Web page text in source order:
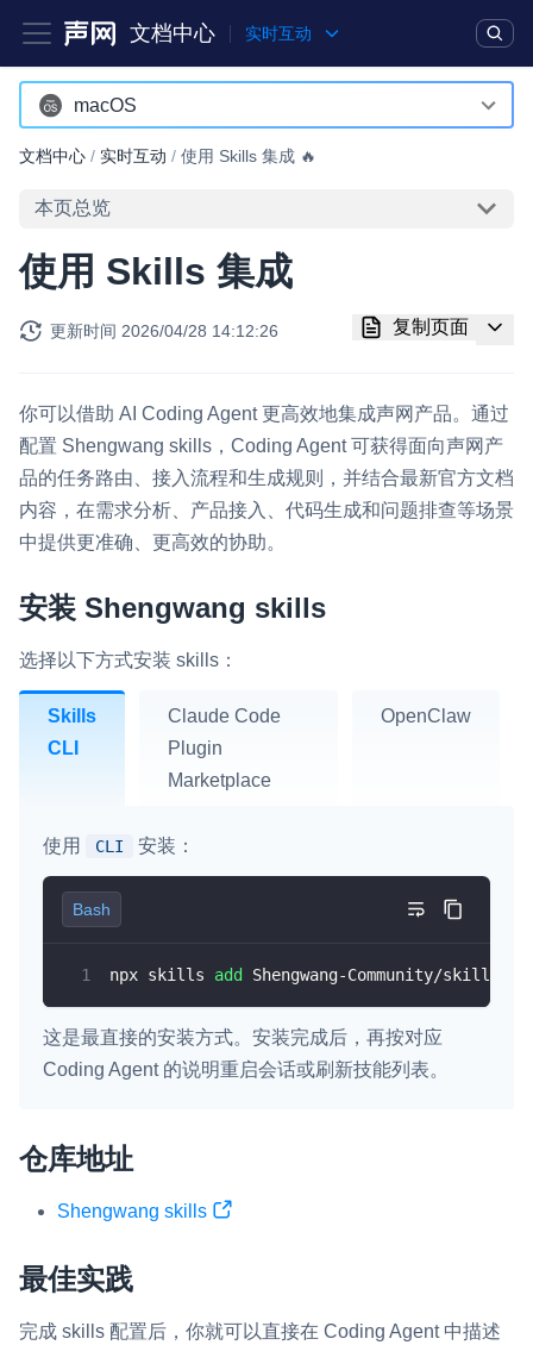
文档中心 实时互动
产品 解决方案
突破传统文字交互模式，与 AI 进行高拟真、自然流畅的实时语
扩展性和更优秀的互动效果
实时消息
一整套低延时、高并发、可扩展、高可靠的实时消息及状态同步
解决方案
一整套高可靠、低时延、高并发、安全、全球化的即时聊天云服
务。
融合 CDN 直播
对接国内外多家 CDN 供应商，提供一个整体播放体验最佳的
物的实时互动连接
实时互动扩展能力
快速实现实时的语音转写功能
互动白板
快速实现多人实时互动白板协作
实现智能硬件和微信小程序之间的实时音视频互通
内容审核
程
macOS
Android
iOS
Web
Windows
小程序
Electron
Unity
React Native
Unreal (C++)
Unreal (Blueprint)
文档中心 / 实时互动 / 使用 Skills 集成 🔥
本页总览
使用 Skills 集成
更新时间 2026/04/28 14:12:26 复制页面
你可以借助 AI Coding Agent 更高效地集成声网产品。通过
配置 Shengwang skills，Coding Agent 可获得面向声网产
品的任务路由、接入流程和生成规则，并结合最新官方文档
内容，在需求分析、产品接入、代码生成和问题排查等场景
中提供更准确、更高效的协助。
安装 Shengwang skills
选择以下方式安装 skills：
Skills
CLI
Claude Code
Plugin
Marketplace
OpenClaw
使用 CLI 安装：
Bash
npx skills add Shengwang-Community/skills
这是最直接的安装方式。安装完成后，再按对应
Coding Agent 的说明重启会话或刷新技能列表。
仓库地址
Shengwang skills
最佳实践
完成 skills 配置后，你就可以直接在 Coding Agent 中描述